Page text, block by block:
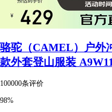
骆驼（CAMEL）户外
款外套登山服装
100000条评价
98%